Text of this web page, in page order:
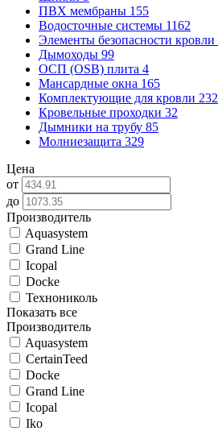
ПВХ мембраны 155
Водосточные системы 1162
Элементы безопасности кровли
Дымоходы 99
ОСП (OSB) плита 4
Мансардные окна 165
Комплектующие для кровли 232
Кровельные проходки 32
Дымники на трубу 85
Молниезащита 329
Цена
от
до
Производитель
Aquasystem
Grand Line
Icopal
Docke
Технониколь
Показать все
Производитель
Aquasystem
CertainTeed
Docke
Grand Line
Icopal
Iko